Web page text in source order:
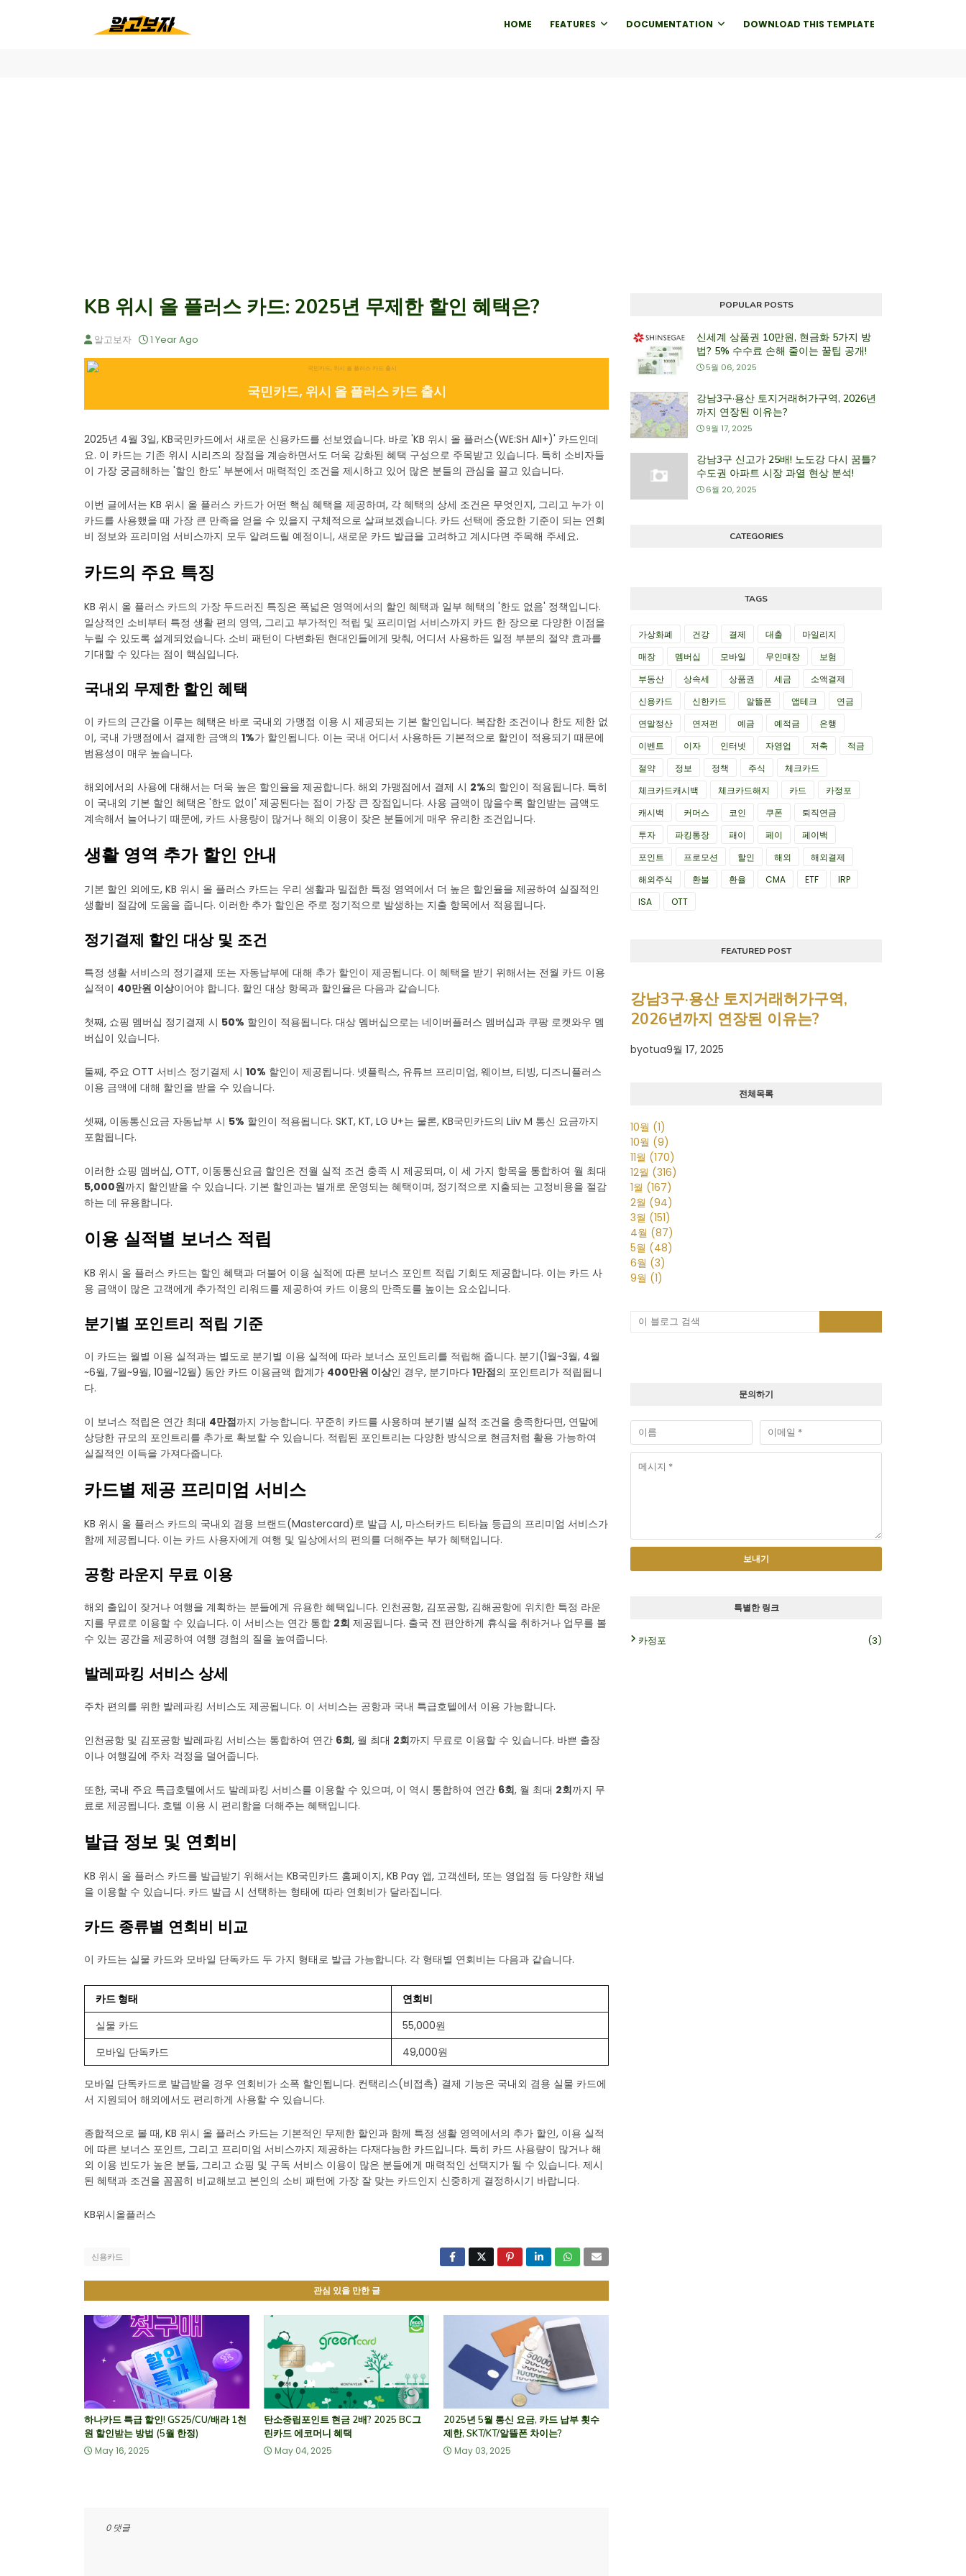
HOME FEATURES DOCUMENTATION DOWNLOAD THIS TEMPLATE
KB 위시 올 플러스 카드: 2025년 무제한 할인 혜택은?
알고보자 1 Year Ago
국민카드, 위시 올 플러스 카드 출시
2025년 4월 3일, KB국민카드에서 새로운 신용카드를 선보였습니다. 바로 'KB 위시 올 플러스(WE:SH All+)' 카드인데
요. 이 카드는 기존 위시 시리즈의 장점을 계승하면서도 더욱 강화된 혜택 구성으로 주목받고 있습니다. 특히 소비자들
이 가장 궁금해하는 '할인 한도' 부분에서 매력적인 조건을 제시하고 있어 많은 분들의 관심을 끌고 있습니다.
이번 글에서는 KB 위시 올 플러스 카드가 어떤 핵심 혜택을 제공하며, 각 혜택의 상세 조건은 무엇인지, 그리고 누가 이
카드를 사용했을 때 가장 큰 만족을 얻을 수 있을지 구체적으로 살펴보겠습니다. 카드 선택에 중요한 기준이 되는 연회
비 정보와 프리미엄 서비스까지 모두 알려드릴 예정이니, 새로운 카드 발급을 고려하고 계시다면 주목해 주세요.
카드의 주요 특징
KB 위시 올 플러스 카드의 가장 두드러진 특징은 폭넓은 영역에서의 할인 혜택과 일부 혜택의 '한도 없음' 정책입니다.
일상적인 소비부터 특정 생활 편의 영역, 그리고 부가적인 적립 및 프리미엄 서비스까지 카드 한 장으로 다양한 이점을
누릴 수 있도록 설계되었습니다. 소비 패턴이 다변화된 현대인들에게 맞춰, 어디서 사용하든 일정 부분의 절약 효과를
기대할 수 있다는 점이 핵심입니다.
국내외 무제한 할인 혜택
이 카드의 근간을 이루는 혜택은 바로 국내외 가맹점 이용 시 제공되는 기본 할인입니다. 복잡한 조건이나 한도 제한 없
이, 국내 가맹점에서 결제한 금액의 1%가 할인됩니다. 이는 국내 어디서 사용하든 기본적으로 할인이 적용되기 때문에
범용성이 매우 높습니다.
해외에서의 사용에 대해서는 더욱 높은 할인율을 제공합니다. 해외 가맹점에서 결제 시 2%의 할인이 적용됩니다. 특히
이 국내외 기본 할인 혜택은 '한도 없이' 제공된다는 점이 가장 큰 장점입니다. 사용 금액이 많을수록 할인받는 금액도
계속해서 늘어나기 때문에, 카드 사용량이 많거나 해외 이용이 잦은 분들에게 매우 유리한 조건입니다.
생활 영역 추가 할인 안내
기본 할인 외에도, KB 위시 올 플러스 카드는 우리 생활과 밀접한 특정 영역에서 더 높은 할인율을 제공하여 실질적인
생활비 절감에 도움을 줍니다. 이러한 추가 할인은 주로 정기적으로 발생하는 지출 항목에서 적용됩니다.
정기결제 할인 대상 및 조건
특정 생활 서비스의 정기결제 또는 자동납부에 대해 추가 할인이 제공됩니다. 이 혜택을 받기 위해서는 전월 카드 이용
실적이 40만원 이상이어야 합니다. 할인 대상 항목과 할인율은 다음과 같습니다.
첫째, 쇼핑 멤버십 정기결제 시 50% 할인이 적용됩니다. 대상 멤버십으로는 네이버플러스 멤버십과 쿠팡 로켓와우 멤
버십이 있습니다.
둘째, 주요 OTT 서비스 정기결제 시 10% 할인이 제공됩니다. 넷플릭스, 유튜브 프리미엄, 웨이브, 티빙, 디즈니플러스
이용 금액에 대해 할인을 받을 수 있습니다.
셋째, 이동통신요금 자동납부 시 5% 할인이 적용됩니다. SKT, KT, LG U+는 물론, KB국민카드의 Liiv M 통신 요금까지
포함됩니다.
이러한 쇼핑 멤버십, OTT, 이동통신요금 할인은 전월 실적 조건 충족 시 제공되며, 이 세 가지 항목을 통합하여 월 최대
5,000원까지 할인받을 수 있습니다. 기본 할인과는 별개로 운영되는 혜택이며, 정기적으로 지출되는 고정비용을 절감
하는 데 유용합니다.
이용 실적별 보너스 적립
KB 위시 올 플러스 카드는 할인 혜택과 더불어 이용 실적에 따른 보너스 포인트 적립 기회도 제공합니다. 이는 카드 사
용 금액이 많은 고객에게 추가적인 리워드를 제공하여 카드 이용의 만족도를 높이는 요소입니다.
분기별 포인트리 적립 기준
이 카드는 월별 이용 실적과는 별도로 분기별 이용 실적에 따라 보너스 포인트리를 적립해 줍니다. 분기(1월~3월, 4월
~6월, 7월~9월, 10월~12월) 동안 카드 이용금액 합계가 400만원 이상인 경우, 분기마다 1만점의 포인트리가 적립됩니
다.
이 보너스 적립은 연간 최대 4만점까지 가능합니다. 꾸준히 카드를 사용하며 분기별 실적 조건을 충족한다면, 연말에
상당한 규모의 포인트리를 추가로 확보할 수 있습니다. 적립된 포인트리는 다양한 방식으로 현금처럼 활용 가능하여
실질적인 이득을 가져다줍니다.
카드별 제공 프리미엄 서비스
KB 위시 올 플러스 카드의 국내외 겸용 브랜드(Mastercard)로 발급 시, 마스터카드 티타늄 등급의 프리미엄 서비스가
함께 제공됩니다. 이는 카드 사용자에게 여행 및 일상에서의 편의를 더해주는 부가 혜택입니다.
공항 라운지 무료 이용
해외 출입이 잦거나 여행을 계획하는 분들에게 유용한 혜택입니다. 인천공항, 김포공항, 김해공항에 위치한 특정 라운
지를 무료로 이용할 수 있습니다. 이 서비스는 연간 통합 2회 제공됩니다. 출국 전 편안하게 휴식을 취하거나 업무를 볼
수 있는 공간을 제공하여 여행 경험의 질을 높여줍니다.
발레파킹 서비스 상세
주차 편의를 위한 발레파킹 서비스도 제공됩니다. 이 서비스는 공항과 국내 특급호텔에서 이용 가능합니다.
인천공항 및 김포공항 발레파킹 서비스는 통합하여 연간 6회, 월 최대 2회까지 무료로 이용할 수 있습니다. 바쁜 출장
이나 여행길에 주차 걱정을 덜어줍니다.
또한, 국내 주요 특급호텔에서도 발레파킹 서비스를 이용할 수 있으며, 이 역시 통합하여 연간 6회, 월 최대 2회까지 무
료로 제공됩니다. 호텔 이용 시 편리함을 더해주는 혜택입니다.
발급 정보 및 연회비
KB 위시 올 플러스 카드를 발급받기 위해서는 KB국민카드 홈페이지, KB Pay 앱, 고객센터, 또는 영업점 등 다양한 채널
을 이용할 수 있습니다. 카드 발급 시 선택하는 형태에 따라 연회비가 달라집니다.
카드 종류별 연회비 비교
이 카드는 실물 카드와 모바일 단독카드 두 가지 형태로 발급 가능합니다. 각 형태별 연회비는 다음과 같습니다.
카드 형태
연회비
실물 카드
55,000원
모바일 단독카드
49,000원
모바일 단독카드로 발급받을 경우 연회비가 소폭 할인됩니다. 컨택리스(비접촉) 결제 기능은 국내외 겸용 실물 카드에
서 지원되어 해외에서도 편리하게 사용할 수 있습니다.
종합적으로 볼 때, KB 위시 올 플러스 카드는 기본적인 무제한 할인과 함께 특정 생활 영역에서의 추가 할인, 이용 실적
에 따른 보너스 포인트, 그리고 프리미엄 서비스까지 제공하는 다재다능한 카드입니다. 특히 카드 사용량이 많거나 해
외 이용 빈도가 높은 분들, 그리고 쇼핑 및 구독 서비스 이용이 많은 분들에게 매력적인 선택지가 될 수 있습니다. 제시
된 혜택과 조건을 꼼꼼히 비교해보고 본인의 소비 패턴에 가장 잘 맞는 카드인지 신중하게 결정하시기 바랍니다.
KB위시올플러스
신용카드
관심 있을 만한 글
하나카드 특급 할인! GS25/CU/배라 1천
원 할인받는 방법 (5월 한정)
May 16, 2025
탄소중립포인트 현금 2배? 2025 BC그
린카드 에코머니 혜택
May 04, 2025
2025년 5월 통신 요금, 카드 납부 횟수
제한, SKT/KT/알뜰폰 차이는?
May 03, 2025
0 댓글
POPULAR POSTS
신세계 상품권 10만원, 현금화 5가지 방
법? 5% 수수료 손해 줄이는 꿀팁 공개!
5월 06, 2025
강남3구·용산 토지거래허가구역, 2026년
까지 연장된 이유는?
9월 17, 2025
강남3구 신고가 25배! 노도강 다시 꿈틀?
수도권 아파트 시장 과열 현상 분석!
6월 20, 2025
CATEGORIES
TAGS
가상화폐 건강 결제 대출
마일리지
매장
멤버십 모바일 무인매장
보험
부동산
상속세 상품권 세금
소액결제
신용카드
신한카드 알뜰폰 앱테크
연금
연말정산
연저펀 예금 예적금
은행
이벤트
이자 인터넷 자영업 저축
적금
절약
정보 정책 주식
체크카드
체크카드캐시백
체크카드해지 카드
카정포
캐시백
커머스 코인 쿠폰
퇴직연금
투자
파킹통장 패이 페이
페이백
포인트
프로모션 할인 해외
해외결제
해외주식
환불 환율 CMA ETF
IRP
ISA
OTT
FEATURED POST
강남3구·용산 토지거래허가구역,
2026년까지 연장된 이유는?
byotua9월 17, 2025
전체목록
10월 (1)
10월 (9)
11월 (170)
12월 (316)
1월 (167)
2월 (94)
3월 (151)
4월 (87)
5월 (48)
6월 (3)
9월 (1)
문의하기
특별한 링크
카정포 (3)